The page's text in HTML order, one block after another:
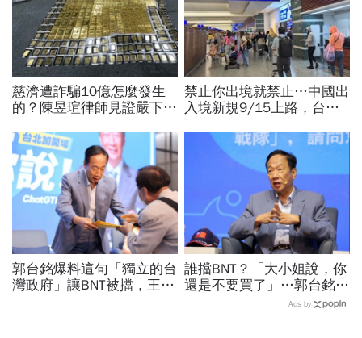
慈濟遭詐騙10億怎麼發生
的？陳昱瑄律師見證嚴下跪
金，洗錢手法曝光…慈濟回
應了
禁止你出境就禁止…中國出
入境新規9/15上路，台灣
職業特別注意：前例在這
郭台銘爆料這句「獨立的台
灣政府」讓BNT被擋，王必
誰擋BNT？「大小姐說，你
還是不要買了」…郭台銘曝
李大維打給他，被點名的都
Ads by